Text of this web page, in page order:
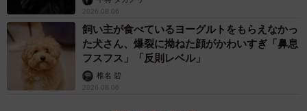
もあったと言う。
「夜は店の灯りが点いているので初めての人にもまだ分
かりやすいのですが、昼間は分かりづらくて迷う人がほと
んど。たまに違う店に行く人もいました。最初はどうなる
2026.08.06
飼い主が食べているヨーグルトをもらえなかっ
た犬さん、爆裂に拗ねた顔がかわいすぎ「鼻息
フスフス」「反則レベル」
椎名 碧
2026.08.06